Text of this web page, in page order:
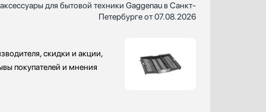
для бытовой техники Gaggenau в Санкт-
Петербурге от 07.08.2026
скидки и акции,
покупателей и мнения